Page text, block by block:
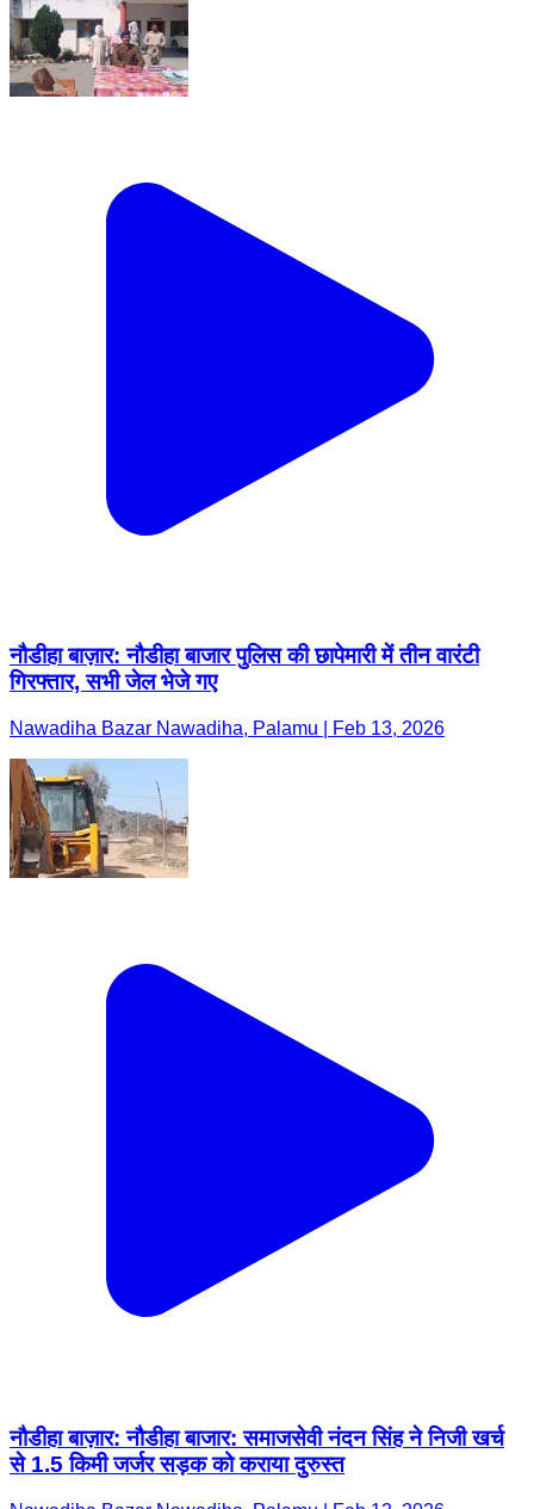
नौडीहा बाज़ार: नौडीहा बाजार पुलिस की छापेमारी में तीन वारंटी
गिरफ्तार, सभी जेल भेजे गए
Nawadiha Bazar Nawadiha, Palamu | Feb 13, 2026
नौडीहा बाज़ार: नौडीहा बाजार: समाजसेवी नंदन सिंह ने निजी खर्च
से 1.5 किमी जर्जर सड़क को कराया दुरुस्त